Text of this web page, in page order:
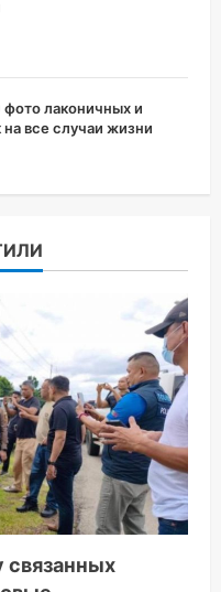
лаконичных и
все случаи жизни
связанных